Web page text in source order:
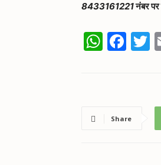
8433161221नंबरपर
Share